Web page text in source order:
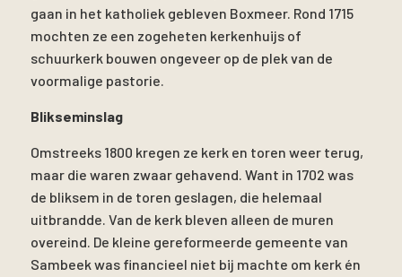
gaan in het katholiek gebleven Boxmeer. Rond 1715
mochten ze een zogeheten kerkenhuijs of
schuurkerk bouwen ongeveer op de plek van de
voormalige pastorie.
Blikseminslag
Omstreeks 1800 kregen ze kerk en toren weer terug,
maar die waren zwaar gehavend. Want in 1702 was
de bliksem in de toren geslagen, die helemaal
uitbrandde. Van de kerk bleven alleen de muren
overeind. De kleine gereformeerde gemeente van
Sambeek was financieel niet bij machte om kerk én